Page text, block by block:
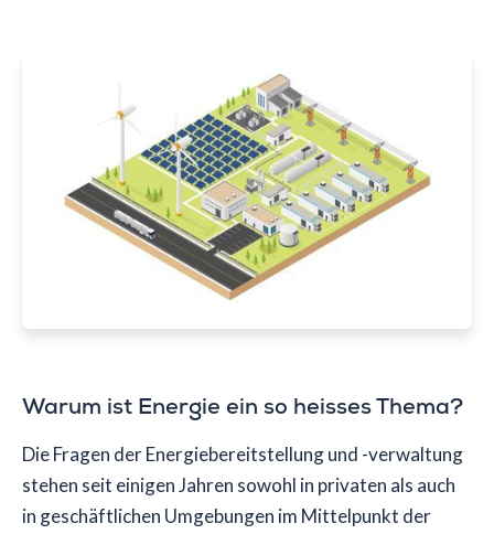
Warum ist Energie ein so heisses Thema?
Die Fragen der Energiebereitstellung und -verwaltung
stehen seit einigen Jahren sowohl in privaten als auch
in geschäftlichen Umgebungen im Mittelpunkt der